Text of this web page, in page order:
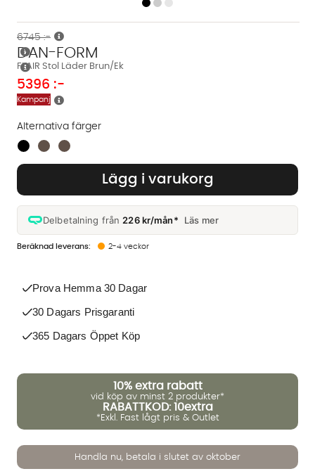
FLAIR Stol Läder Brun/Ek
DAN-FORM
5396 :-
6745 :-
Kampanj
Lägg i varukorg
Delbetalning från 226 kr/mån* Läs mer
2-4 veckor
Alternativa färger
Finns även i dessa färger:
Prova Hemma 30 Dagar
30 Dagars Prisgaranti
365 Dagars Öppet Köp
10% extra rabatt
vid köp av minst 2 produkter*
RABATTKOD: 10extra
*Exkl. Fast lågt pris & Outlet
Handla nu, betala i slutet av oktober
inte dina uppgifter med tredje part. Läs mer i vår
integritetspolicy.
Jag godkänner att konversationen sparas
Starta chatten